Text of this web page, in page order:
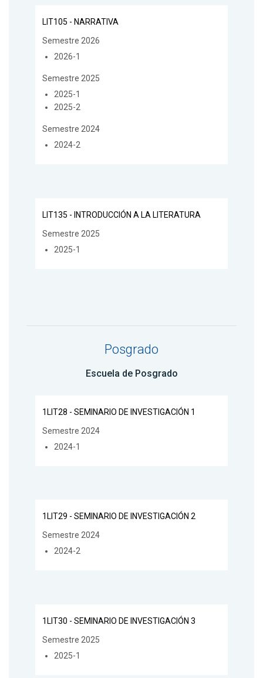
LIT105 - NARRATIVA
Semestre 2026
2026-1
Semestre 2025
2025-1
2025-2
Semestre 2024
2024-2
LIT135 - INTRODUCCIÓN A LA LITERATURA
Semestre 2025
2025-1
Posgrado
Escuela de Posgrado
1LIT28 - SEMINARIO DE INVESTIGACIÓN 1
Semestre 2024
2024-1
1LIT29 - SEMINARIO DE INVESTIGACIÓN 2
Semestre 2024
2024-2
1LIT30 - SEMINARIO DE INVESTIGACIÓN 3
Semestre 2025
2025-1